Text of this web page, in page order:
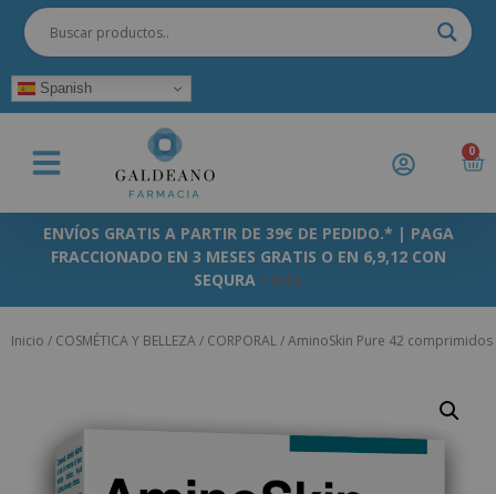
Spanish
0
ENVÍOS GRATIS A PARTIR DE 39€ DE PEDIDO.* | PAGA
FRACCIONADO EN 3 MESES GRATIS O EN 6,9,12 CON
SEQURA +info
Inicio / COSMÉTICA Y BELLEZA/ CORPORAL/ AminoSkin Pure 42 comprimidos